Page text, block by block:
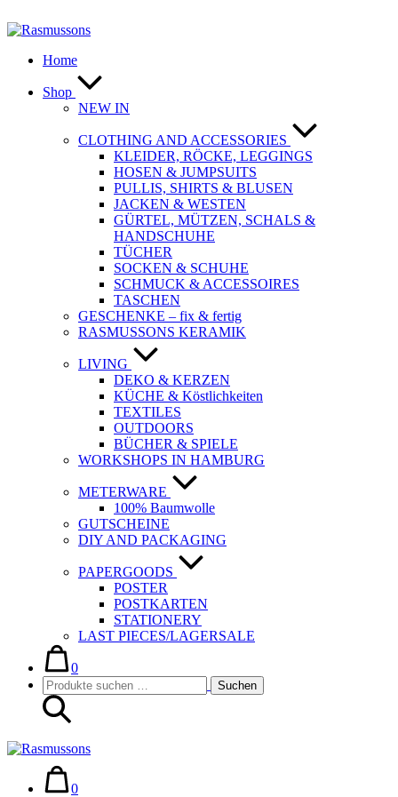
Inhalt
Home
Shop
NEW IN
CLOTHING AND ACCESSORIES
KLEIDER, RÖCKE, LEGGINGS
HOSEN & JUMPSUITS
PULLIS, SHIRTS & BLUSEN
JACKEN & WESTEN
GÜRTEL, MÜTZEN, SCHALS &
HANDSCHUHE
TÜCHER
SOCKEN & SCHUHE
SCHMUCK & ACCESSOIRES
TASCHEN
GESCHENKE – fix & fertig
RASMUSSONS KERAMIK
LIVING
DEKO & KERZEN
KÜCHE & Köstlichkeiten
TEXTILES
OUTDOORS
BÜCHER & SPIELE
WORKSHOPS IN HAMBURG
METERWARE
100% Baumwolle
GUTSCHEINE
DIY AND PACKAGING
PAPERGOODS
POSTER
POSTKARTEN
STATIONERY
LAST PIECES/LAGERSALE
Warenkorb
0im
Warenkorb
Suche-
Schalter
Suchen
nach:
Suchen
Warenkorb
0im